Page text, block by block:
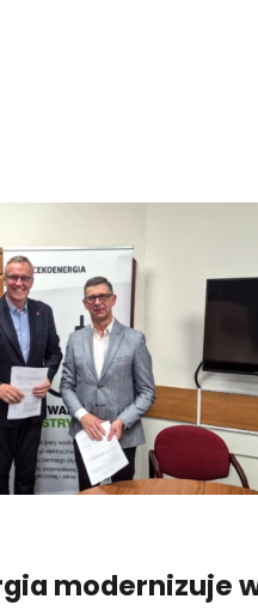
modernizuje